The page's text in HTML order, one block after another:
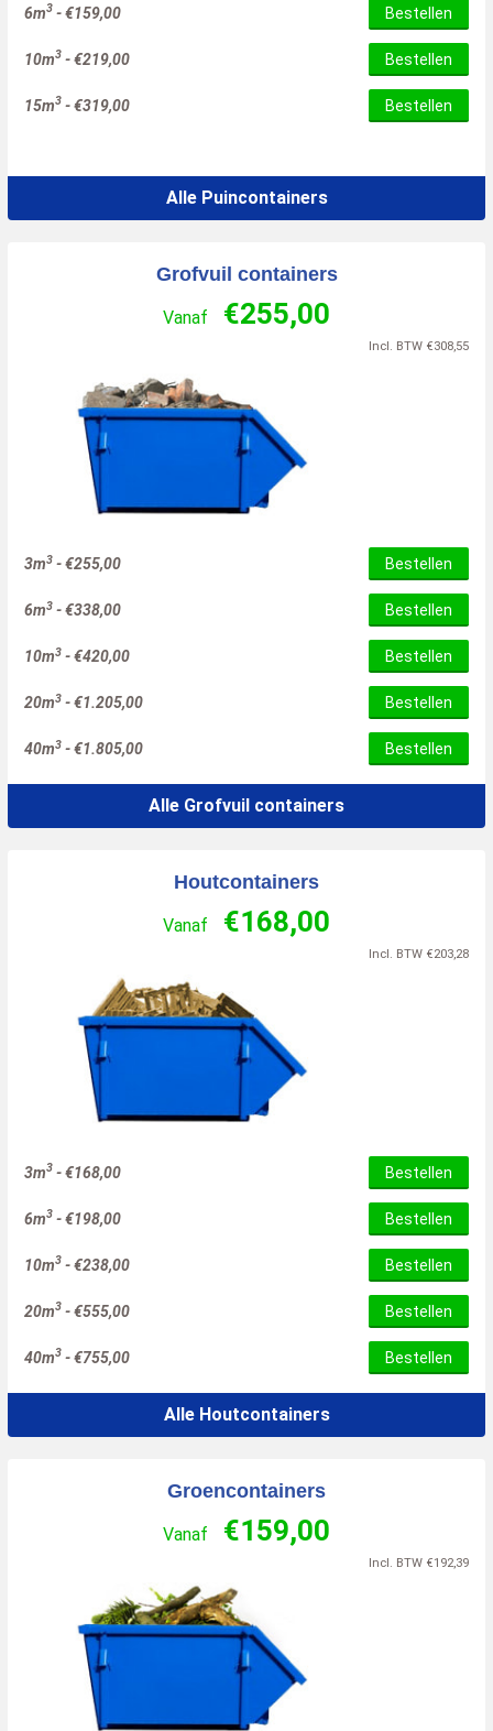
6m3 -€159,00 Bestellen
10m3 -€219,00 Bestellen
15m3 -€319,00 Bestellen
Alle Puincontainers
Grofvuil containers
Vanaf €255,00
Incl. BTW €308,55
3m3 -€255,00 Bestellen
6m3 -€338,00 Bestellen
10m3 -€420,00 Bestellen
20m3 -€1.205,00 Bestellen
40m3 -€1.805,00 Bestellen
Alle Grofvuil containers
Houtcontainers
Vanaf €168,00
Incl. BTW €203,28
3m3 -€168,00 Bestellen
6m3 -€198,00 Bestellen
10m3 -€238,00 Bestellen
20m3 -€555,00 Bestellen
40m3 -€755,00 Bestellen
Alle Houtcontainers
Groencontainers
Vanaf €159,00
Incl. BTW €192,39